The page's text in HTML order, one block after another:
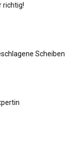
richtig!
Scheiben